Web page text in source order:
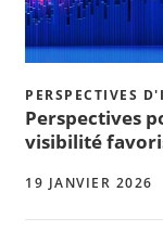
PERSPECTIVES
Perspectives
visibilité
19 JANVIER 2026